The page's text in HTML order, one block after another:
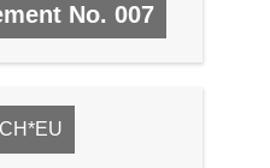
No. 007